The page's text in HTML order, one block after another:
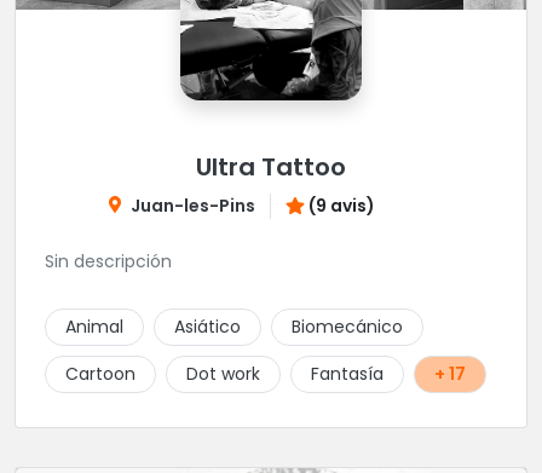
Ultra Tattoo
Juan-les-Pins (9 avis)
Sin descripción
Animal Asiático
Biomecánico
Cartoon
Dot work Fantasía + 17